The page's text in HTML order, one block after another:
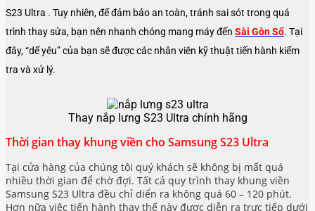
S23 Ultra . Tuy nhiên, để đảm bảo an toàn, tránh sai sót trong quá
trình thay sửa, bạn nên nhanh chóng mang máy đến Sài Gòn Số. Tại
đây, “dế yêu” của bạn sẽ được các nhân viên kỹ thuật tiến hành kiểm
tra và xử lý.
Thay nắp lưng S23 Ultra chính hãng
Thời gian thay khung viền cho Samsung S23 Ultra
Tại cửa hàng của chúng tôi quý khách sẽ không bị mất quá
nhiều thời gian để chờ đợi. Tất cả quy trình thay khung viền
Samsung S23 Ultra đều chỉ diển ra không quá 60 – 120 phút.
Hơn nữa việc tiến hành thay thế này được diễn ra trực tiếp dưới